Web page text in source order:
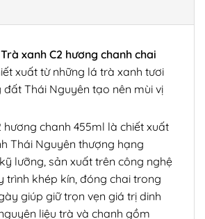
xanh C2 hương chanh chai
xuất từ những lá trà xanh tươi
đất Thái Nguyên tạo nên mùi vị
hương chanh 455ml là chiết xuất
Thái Nguyên thượng hạng
lưỡng, sản xuất trên công nghệ
trình khép kín, đóng chai trong
giúp giữ trọn vẹn giá trị dinh
liệu trà và chanh gồm